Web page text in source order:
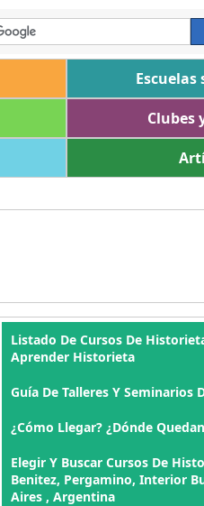
Clubes
Listado De Cursos De
Aprender Historieta
Guía De Talleres Y Seminarios
¿Cómo Llegar? ¿Dónde
Elegir Y Buscar Cursos De
Benitez, Pergamino, Interior
Aires , Argentina